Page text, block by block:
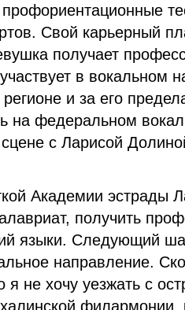
Свой карьерный
получает
в вокальном
и за его
на федеральном
с Ларисой
Академии эстрады
получить
языки. Следующий
направление.
я не хочу уезжать с
филармонии,